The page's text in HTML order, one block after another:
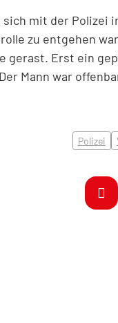
mit der Polizei
zu entgehen
gerast. Erst ein
Mann war
Polizei